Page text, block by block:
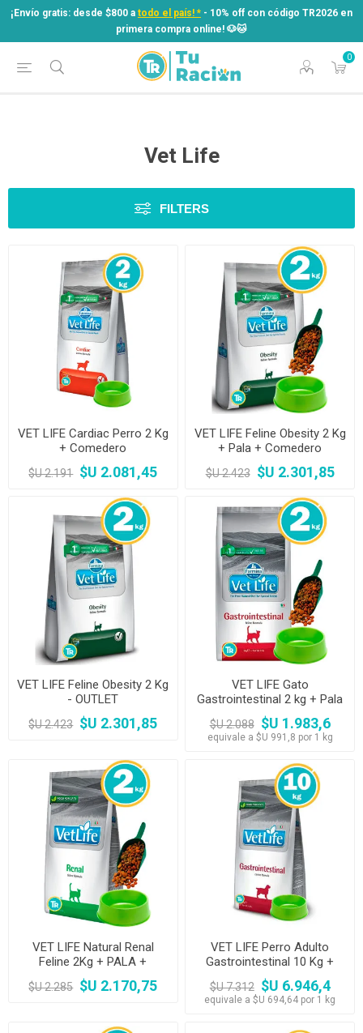
¡Envío gratis: desde $800 a todo el país! * - 10% off con código TR2026 en
primera compra online! ​🐶​🐱
0
¡Envío gratis: desde $800 atodo el país! *
- 10% off con código TR2026 en
primera compra online! ​🐶​🐱
Vet Life
FILTERS
VET LIFE Cardiac Perro 2 Kg
+ Comedero
$U 2.191 $U 2.081,45
VET LIFE Feline Obesity 2 Kg
+ Pala + Comedero
$U 2.423 $U 2.301,85
VET LIFE Feline Obesity 2 Kg
- OUTLET
$U 2.423 $U 2.301,85
VET LIFE Gato
Gastrointestinal 2 kg + Pala
+ Comedero
$U 2.088 $U 1.983,6
equivale a $U 991,8 por 1 kg
VET LIFE Natural Renal
Feline 2Kg + PALA +
COMEDERO
$U 2.285 $U 2.170,75
VET LIFE Perro Adulto
Gastrointestinal 10 Kg +
Comedero
$U 7.312 $U 6.946,4
equivale a $U 694,64 por 1 kg